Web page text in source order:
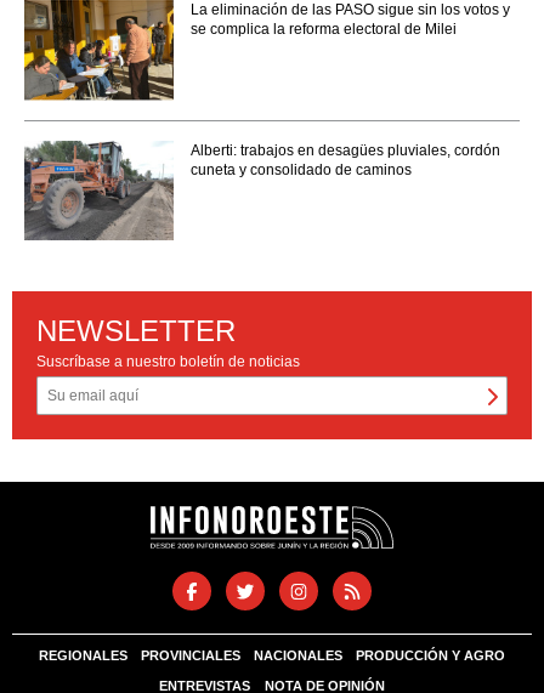
La eliminación de las PASO sigue sin los votos y
se complica la reforma electoral de Milei
Alberti: trabajos en desagües pluviales, cordón
cuneta y consolidado de caminos
NEWSLETTER
Suscríbase a nuestro boletín de noticias
REGIONALES PROVINCIALES NACIONALES PRODUCCIÓN Y AGRO
ENTREVISTAS NOTA DE OPINIÓN